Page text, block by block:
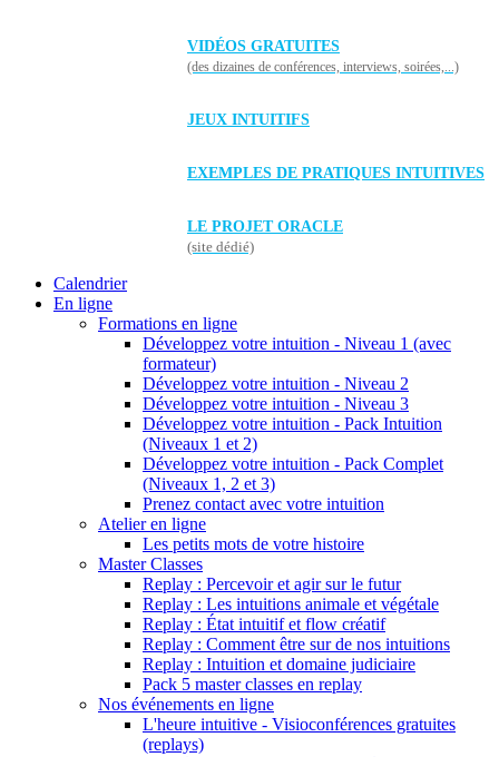
VIDÉOS GRATUITES
(des dizaines de conférences, interviews, soirées,...)
JEUX INTUITIFS
EXEMPLES DE PRATIQUES INTUITIVES
LE PROJET ORACLE
(site dédié)
Calendrier
En ligne
Formations en ligne
Développez votre intuition - Niveau 1 (avec
formateur)
Développez votre intuition - Niveau 2
Développez votre intuition - Niveau 3
Développez votre intuition - Pack Intuition
(Niveaux 1 et 2)
Développez votre intuition - Pack Complet
(Niveaux 1, 2 et 3)
Prenez contact avec votre intuition
Atelier en ligne
Les petits mots de votre histoire
Master Classes
Replay : Percevoir et agir sur le futur
Replay : Les intuitions animale et végétale
Replay : État intuitif et flow créatif
Replay : Comment être sur de nos intuitions
Replay : Intuition et domaine judiciaire
Pack 5 master classes en replay
Nos événements en ligne
L'heure intuitive - Visioconférences gratuites
(replays)